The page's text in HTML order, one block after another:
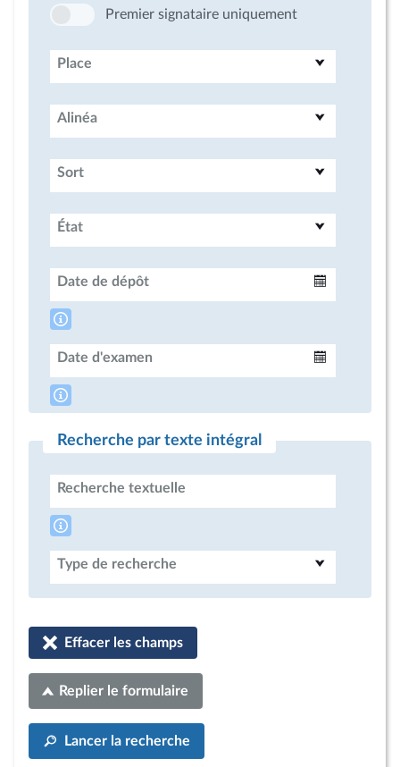
Premier signataire uniquement
Place
Alinéa
Sort
État
Date de dépôt
Date d'examen
Recherche par texte intégral
Recherche textuelle
Type de recherche
Effacer les champs
Replier le formulaire
Lancer la recherche